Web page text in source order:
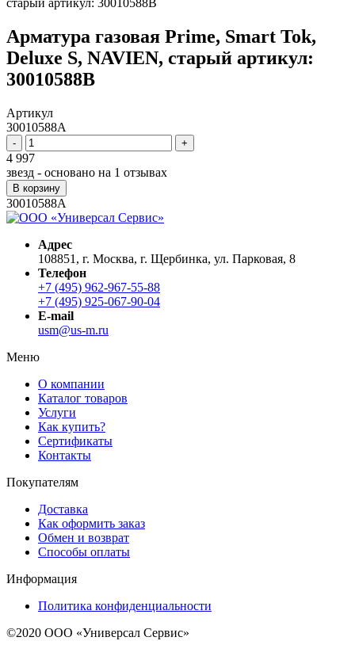
Арматура газовая Prime, Smart Tok,
Deluxe S, NAVIEN, старый артикул:
30010588B
Артикул
30010588A
- +
4 997
звезд - основано на 1 отзывах
В корзину
30010588A
Адрес
108851, г. Москва, г. Щербинка, ул. Парковая, 8
Телефон
+7 (495) 962-967-55-88
+7 (495) 925-067-90-04
E-mail
usm@us-m.ru
Меню
О компании
Каталог товаров
Услуги
Как купить?
Сертификаты
Контакты
Покупателям
Доставка
Как оформить заказ
Обмен и возврат
Способы оплаты
Информация
Политика конфиденциальности
©2020 ООО «Универсал Сервис»